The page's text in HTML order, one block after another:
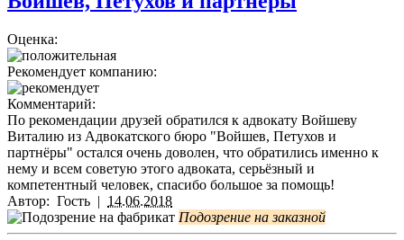
Оценка:
Рекомендует компанию:
Комментарий:
По рекомендации друзей обратился к адвокату Войшеву
Виталию из Адвокатского бюро "Войшев, Петухов и
партнёры" остался очень доволен, что обратились именно к
нему и всем советую этого адвоката, серьёзный и
компетентный человек, спасибо большое за помощь!
Автор: Гость | 14.06.2018
Подозрение на заказной